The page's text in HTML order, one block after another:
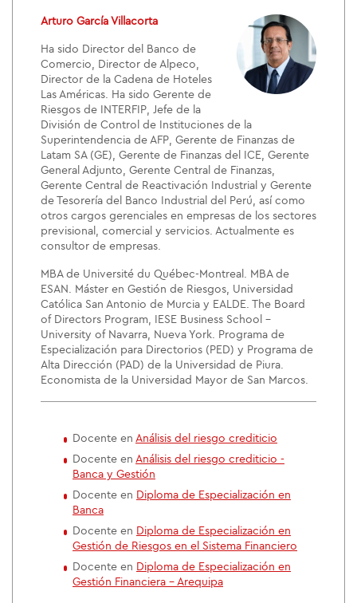
Arturo García Villacorta
Ha sido Director del Banco de
Comercio, Director de Alpeco,
Director de la Cadena de Hoteles
Las Américas. Ha sido Gerente de
Riesgos de INTERFIP, Jefe de la
División de Control de Instituciones de la
Superintendencia de AFP, Gerente de Finanzas de
Latam SA (GE), Gerente de Finanzas del ICE, Gerente
General Adjunto, Gerente Central de Finanzas,
Gerente Central de Reactivación Industrial y Gerente
de Tesorería del Banco Industrial del Perú, así como
otros cargos gerenciales en empresas de los sectores
previsional, comercial y servicios. Actualmente es
consultor de empresas.
MBA de Université du Québec-Montreal. MBA de
ESAN. Máster en Gestión de Riesgos, Universidad
Católica San Antonio de Murcia y EALDE. The Board
of Directors Program, IESE Business School -
University of Navarra, Nueva York. Programa de
Especialización para Directorios (PED) y Programa de
Alta Dirección (PAD) de la Universidad de Piura.
Economista de la Universidad Mayor de San Marcos.
Docente en Análisis del riesgo crediticio
Docente en Análisis del riesgo crediticio -
Banca y Gestión
Docente en Diploma de Especialización en
Banca
Docente en Diploma de Especialización en
Gestión de Riesgos en el Sistema Financiero
Docente en Diploma de Especialización en
Gestión Financiera - Arequipa